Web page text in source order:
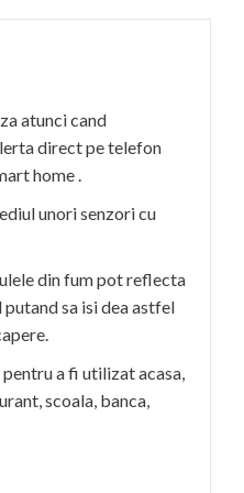
atunci cand
direct pe telefon
home .
unori senzori cu
din fum pot reflecta
sa isi dea astfel
a fi utilizat acasa,
scoala, banca,